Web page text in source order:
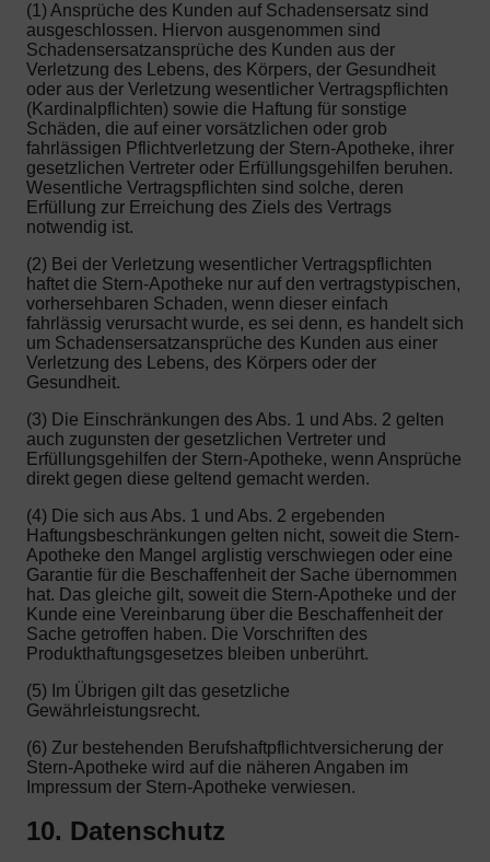
(1) Ansprüche des Kunden auf Schadensersatz sind
ausgeschlossen. Hiervon ausgenommen sind
Schadensersatzansprüche des Kunden aus der
Verletzung des Lebens, des Körpers, der Gesundheit
oder aus der Verletzung wesentlicher Vertragspflichten
(Kardinalpflichten) sowie die Haftung für sonstige
Schäden, die auf einer vorsätzlichen oder grob
fahrlässigen Pflichtverletzung der Stern-Apotheke, ihrer
gesetzlichen Vertreter oder Erfüllungsgehilfen beruhen.
Wesentliche Vertragspflichten sind solche, deren
Erfüllung zur Erreichung des Ziels des Vertrags
notwendig ist.
(2) Bei der Verletzung wesentlicher Vertragspflichten
haftet die Stern-Apotheke nur auf den vertragstypischen,
vorhersehbaren Schaden, wenn dieser einfach
fahrlässig verursacht wurde, es sei denn, es handelt sich
um Schadensersatzansprüche des Kunden aus einer
Verletzung des Lebens, des Körpers oder der
Gesundheit.
(3) Die Einschränkungen des Abs. 1 und Abs. 2 gelten
auch zugunsten der gesetzlichen Vertreter und
Erfüllungsgehilfen der Stern-Apotheke, wenn Ansprüche
direkt gegen diese geltend gemacht werden.
(4) Die sich aus Abs. 1 und Abs. 2 ergebenden
Haftungsbeschränkungen gelten nicht, soweit die Stern-
Apotheke den Mangel arglistig verschwiegen oder eine
Garantie für die Beschaffenheit der Sache übernommen
hat. Das gleiche gilt, soweit die Stern-Apotheke und der
Kunde eine Vereinbarung über die Beschaffenheit der
Sache getroffen haben. Die Vorschriften des
Produkthaftungsgesetzes bleiben unberührt.
(5) Im Übrigen gilt das gesetzliche
Gewährleistungsrecht.
(6) Zur bestehenden Berufshaftpflichtversicherung der
Stern-Apotheke wird auf die näheren Angaben im
Impressum der Stern-Apotheke verwiesen.
10. Datenschutz